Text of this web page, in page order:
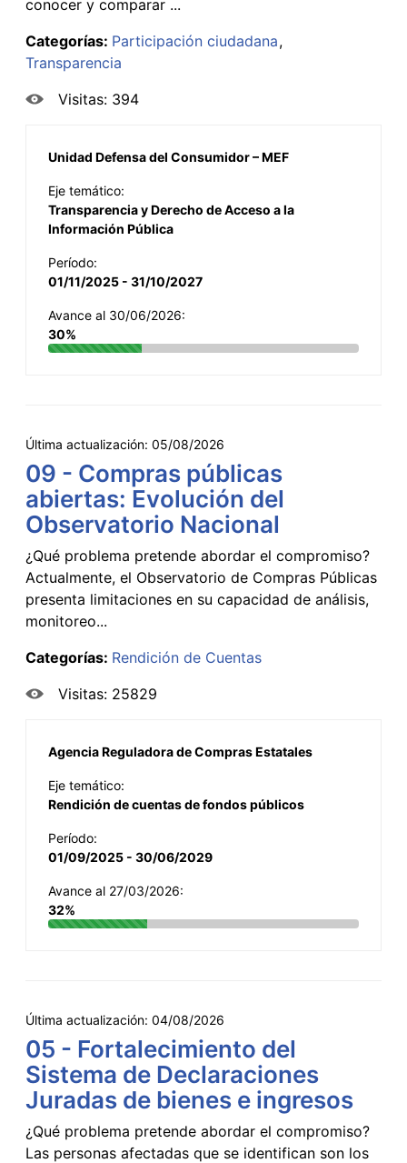
conocer y comparar ...
Categorías: Participación ciudadana
Transparencia
Visitas: 394
Unidad Defensa del Consumidor – MEF
Eje temático:
Transparencia y Derecho de Acceso a la
Información Pública
Período:
01/11/2025 - 31/10/2027
Avance al 30/06/2026:
30%
Última actualización: 05/08/2026
09 - Compras públicas
abiertas: Evolución del
Observatorio Nacional
¿Qué problema pretende abordar el compromiso?
Actualmente, el Observatorio de Compras Públicas
presenta limitaciones en su capacidad de análisis,
monitoreo...
Categorías: Rendición de Cuentas
Visitas: 25829
Agencia Reguladora de Compras Estatales
Eje temático:
Rendición de cuentas de fondos públicos
Período:
01/09/2025 - 30/06/2029
Avance al 27/03/2026:
32%
Última actualización: 04/08/2026
05 - Fortalecimiento del
Sistema de Declaraciones
Juradas de bienes e ingresos
¿Qué problema pretende abordar el compromiso?
Las personas afectadas que se identifican son los